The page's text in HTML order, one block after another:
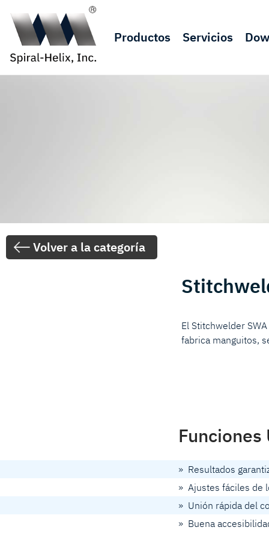
Productos Servicios
Volver a la categoría
El Stitchwelder
fabrica manguitos,
Funciones
» Resultados
» Ajustes fáciles de
» Unión rápida del
» Buena